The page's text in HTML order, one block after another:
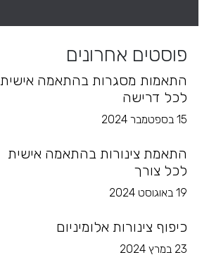
פוסטים אחרונים
התאמות מסגרות בהתאמה אישית
לכל דרישה
15 בספטמבר 2024
התאמת צינורות בהתאמה אישית
לכל צורך
19 באוגוסט 2024
כיפוף צינורות אלומיניום
23 במרץ 2024